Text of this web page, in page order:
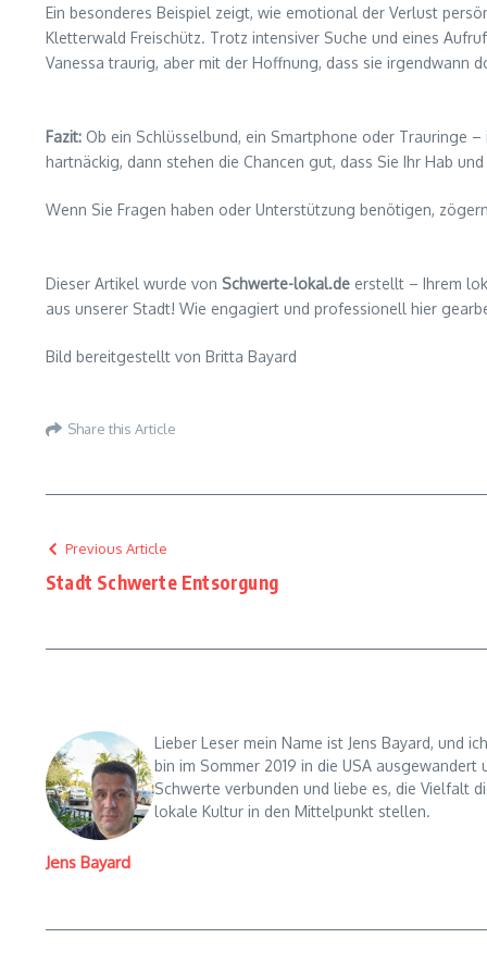
Ein besonderes Beispiel zeigt, wie emotional der Verlust
Kletterwald Freischütz. Trotz intensiver Suche und eines
Vanessa traurig, aber mit der Hoffnung, dass sie irgendwann
Fazit: Ob ein Schlüsselbund, ein Smartphone oder Trauringe
hartnäckig, dann stehen die Chancen gut, dass Sie Ihr Hab
Wenn Sie Fragen haben oder Unterstützung benötigen,
Dieser Artikel wurde von Schwerte-lokal.de erstellt – Ihrem
aus unserer Stadt! Wie engagiert und professionell hier
Bild bereitgestellt von Britta Bayard
Share this Article
Previous Article
Stadt Schwerte Entsorgung
Jens Bayard
Lieber Leser mein Name ist Jens Bayard, und
bin im Sommer 2019 in die USA
Schwerte verbunden und liebe es, die Vielfalt
lokale Kultur in den Mittelpunkt stellen.